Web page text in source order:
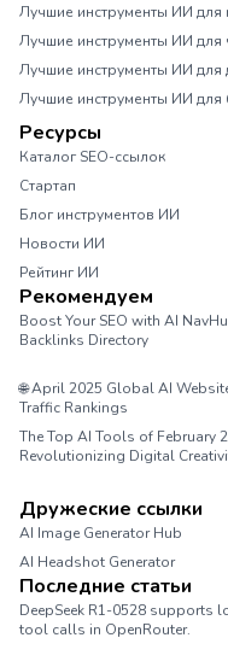
Лучшие инструменты ИИ для
Лучшие инструменты ИИ для
Лучшие инструменты ИИ для
Лучшие инструменты ИИ
Ресурсы
Каталог SEO-ссылок
Стартап
Блог инструментов ИИ
Новости ИИ
Рейтинг ИИ
Рекомендуем
Boost Your SEO with AI
Backlinks Directory
🌐 April 2025 Global AI
Traffic Rankings
The Top AI Tools of February
Revolutionizing Digital
Дружеские ссылки
AI Image Generator Hub
AI Headshot Generator
Последние статьи
DeepSeek R1-0528 supports
tool calls in OpenRouter.